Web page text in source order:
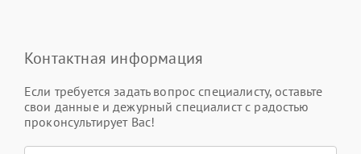
Контактная информация
Если требуется задать вопрос специалисту, оставьте
свои данные и дежурный специалист с радостью
проконсультирует Вас!